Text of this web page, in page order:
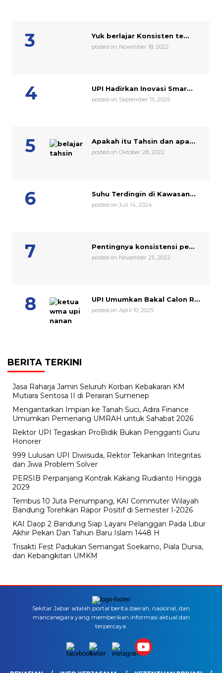
Yuk berlajar Konsisten te...
posted on November 18, 2022
UPI Hadirkan Inovasi Smar...
posted on September 15, 2025
Apakah itu Tahsin dan apa...
posted on Oktober 28, 2022
Suhu Terdingin di Kawasan...
posted on Juli 14, 2024
Pentingnya konsistensi pe...
posted on November 25, 2022
UPI Umumkan Bakal Calon R...
posted on April 10, 2025
BERITA TERKINI
Jasa Raharja Jamin Seluruh Korban Kebakaran KM
Mutiara Sentosa II di Perairan Sumenep
Mengantarkan Impian ke Tanah Suci, Adira Finance
Umumkan Pemenang UMRAH untuk Sahabat 2026
Rektor UPI Tegaskan ProBidik Bukan Pengganti Guru
Honorer
999 Lulusan UPI Diwisuda, Rektor Tekankan Integritas
dan Jiwa Problem Solver
PERSIB Perpanjang Kontrak Kakang Rudianto Hingga
2029
Tembus 10 Juta Penumpang, KAI Commuter Wilayah
Bandung Torehkan Rapor Positif di Semester I-2026
KAI Daop 2 Bandung Siap Layani Pelanggan Pada Libur
Akhir Pekan Dan Tahun Baru Islam 1448 H
Trisakti Fest Padukan Semangat Soekarno, Piala Dunia,
dan Kebangkitan UMKM
Sekitar Jabar adalah portal berita daerah, nasional, dan
mancanegara yang memberikan informasi aktual dan
terpercaya.